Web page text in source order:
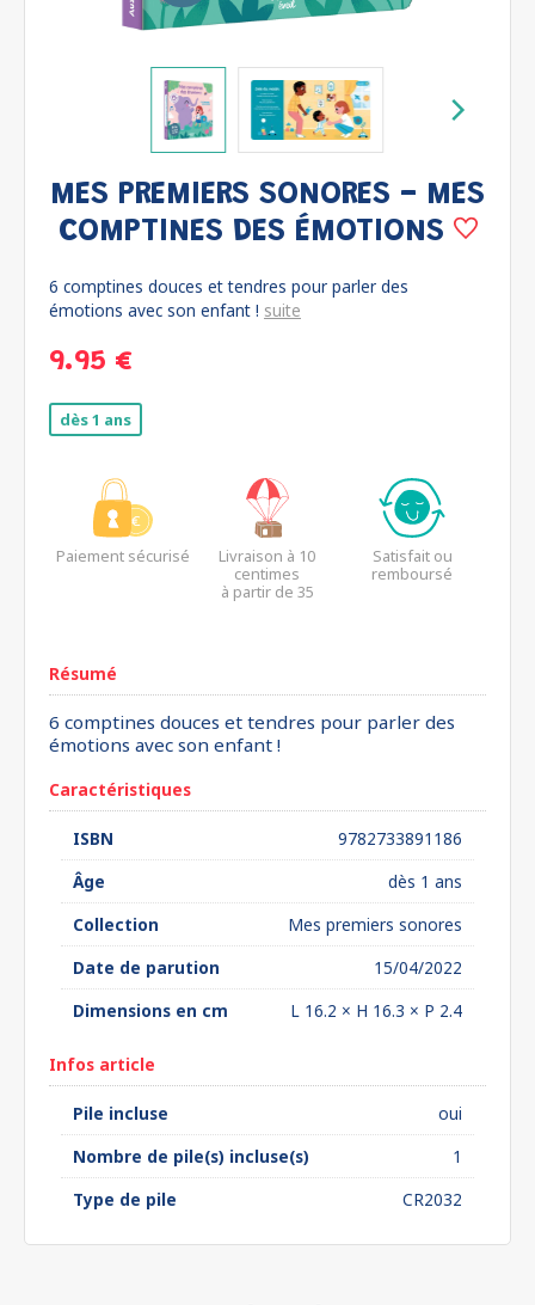
MES PREMIERS SONORES - MES
COMPTINES DES ÉMOTIONS
6 comptines douces et tendres pour parler des
émotions avec son enfant ! suite
9.95 €
dès 1 ans
Paiement sécurisé
Livraison à 10
centimes
à partir de 35
Satisfait ou
remboursé
Résumé
6 comptines douces et tendres pour parler des
émotions avec son enfant !
Caractéristiques
ISBN
9782733891186
Âge
dès 1 ans
Collection
Mes premiers sonores
Date de parution
15/04/2022
Dimensions en cm
L 16.2 × H 16.3 × P 2.4
Infos article
Pile incluse
oui
Nombre de pile(s) incluse(s)
1
Type de pile
CR2032